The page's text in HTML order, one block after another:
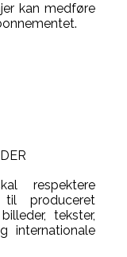
kan medføre
respektere
produceret
tekster,
internationale